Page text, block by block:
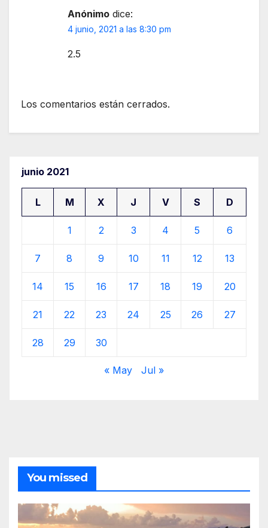
Anónimo dice:
4 junio, 2021 a las 8:30 pm
2.5
Los comentarios están cerrados.
junio 2021
L M X J V S D
1 2 3 4 5 6
7 8 9 10 11 12 13
14 15 16 17 18 19 20
21 22 23 24 25 26 27
28 29 30
« May Jul »
You missed